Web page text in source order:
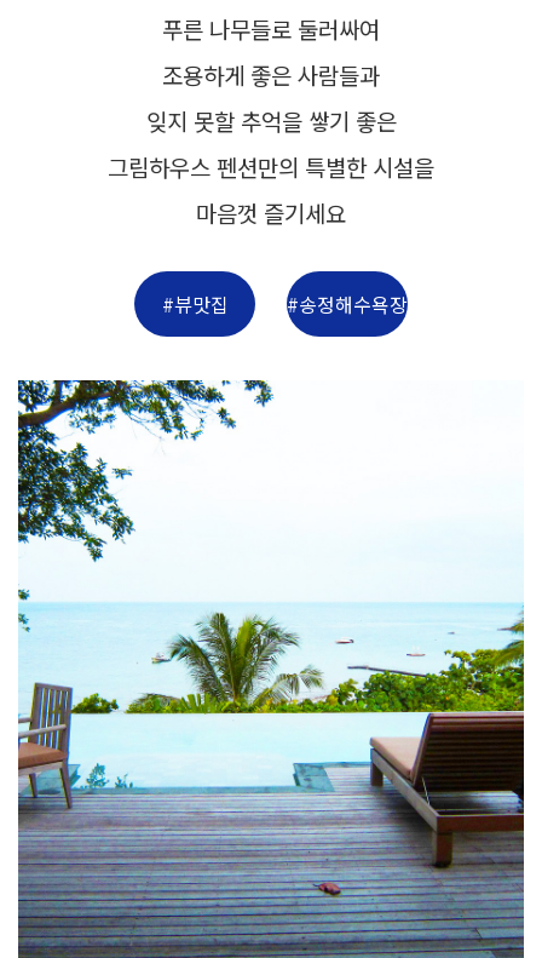
푸른 나무들로 둘러싸여
조용하게 좋은 사람들과
잊지 못할 추억을 쌓기 좋은
그림하우스 펜션만의 특별한 시설을
마음껏 즐기세요
#뷰맛집 #송정해수욕장